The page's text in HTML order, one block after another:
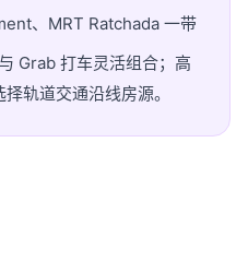
、MRT Ratchada 一带
Grab 打车灵活组合；高
轨道交通沿线房源。